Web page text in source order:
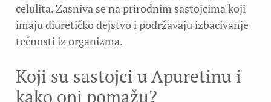
celulita. Zasniva se na prirodnim sastojcima koji
imaju diuretičko dejstvo i podržavaju izbacivanje
tečnosti iz organizma.
Koji su sastojci u Apuretinu i
kako oni pomažu?